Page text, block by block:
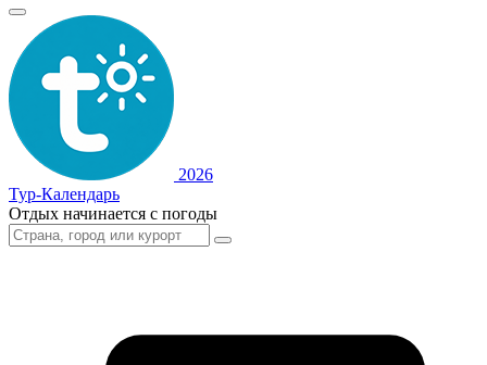
2026
Тур-Календарь
Отдых начинается с погоды